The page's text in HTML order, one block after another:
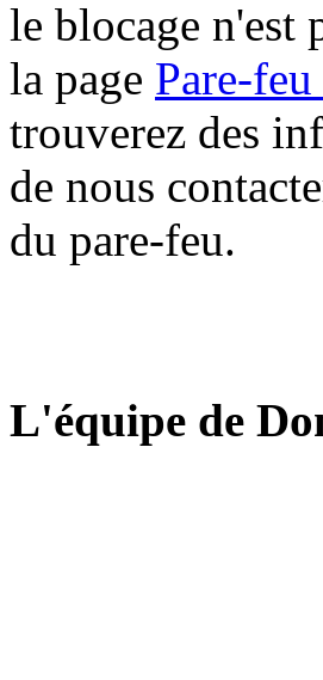
le blocage n'est
la page Pare-
trouverez des
de nous
du pare-feu.
L'équipe de